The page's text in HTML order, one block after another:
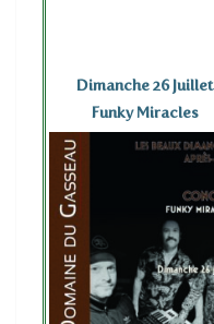
Dimanche 26 Juillet
Funky Miracles